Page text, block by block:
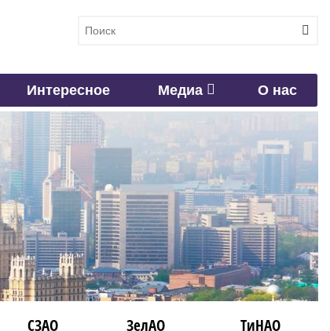
Интересное Медиа О нас
СЗАО ЗелАО ТиНАО